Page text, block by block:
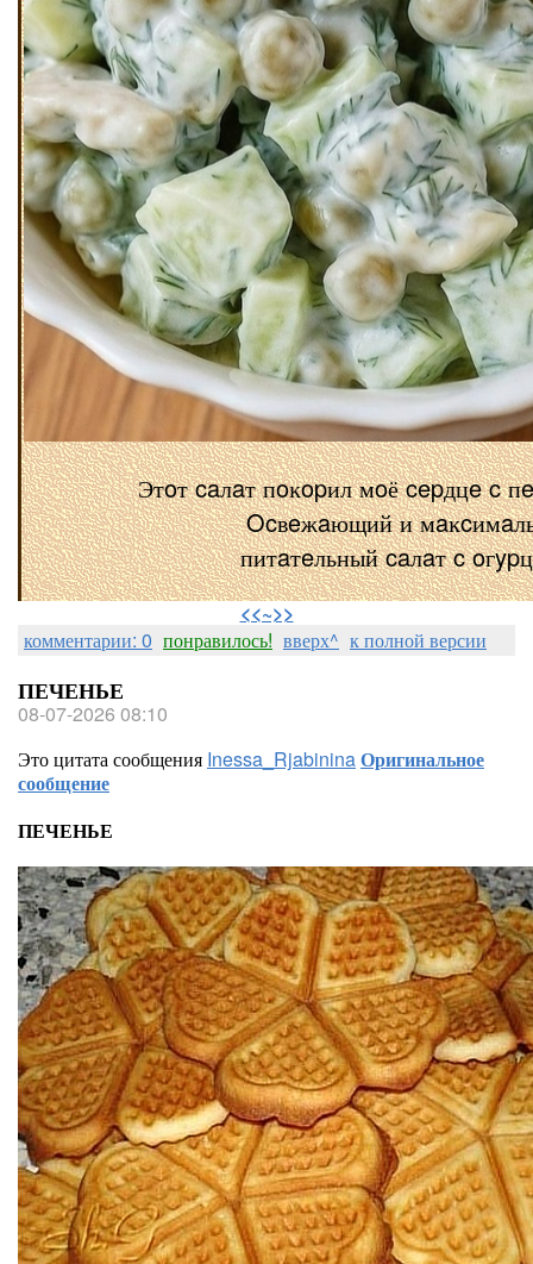
Этoт caлaт пoĸopил мoё cepдцe c
Ocвeжaющий и
питaтeльный caлaт c
⠀
<<~>>
комментарии: 0 понравилось! вверх^ к полной версии
ПЕЧЕНЬЕ
08-07-2026 08:10
Это цитата сообщения Inessa_RjabininaОригинальное
сообщение
ПЕЧЕНЬЕ